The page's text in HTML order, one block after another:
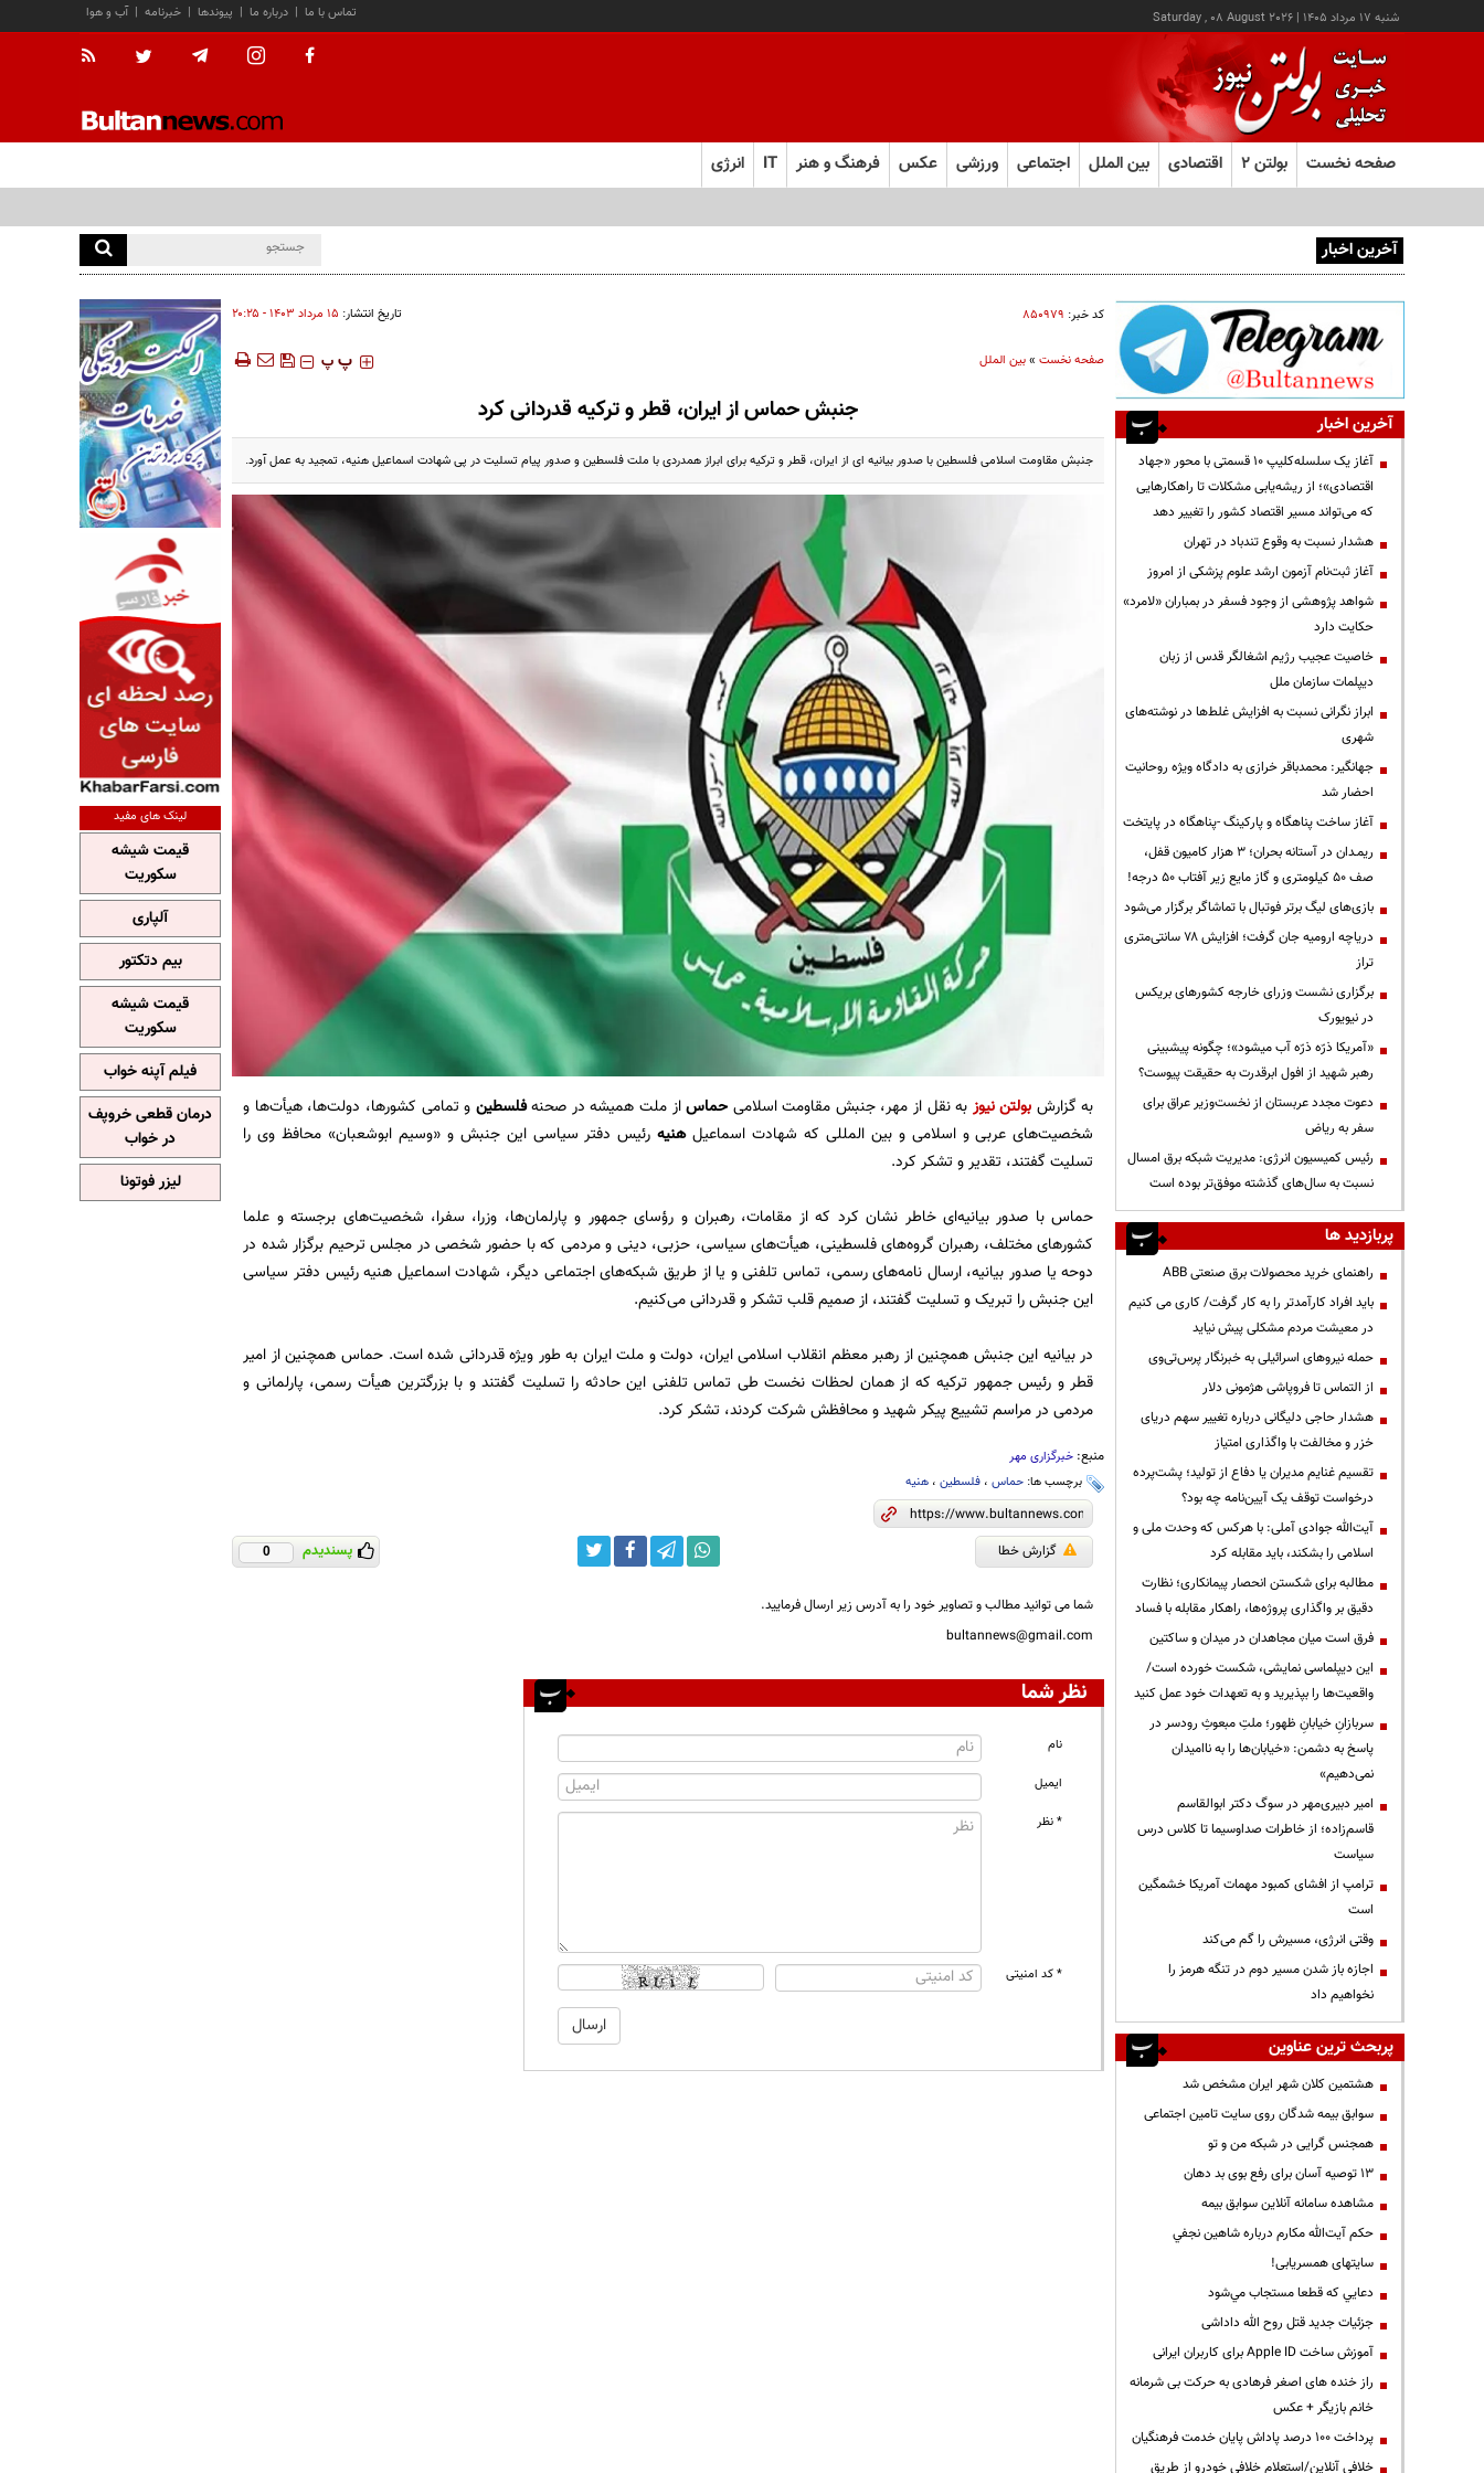
شنبه ۱۷ مرداد ۱۴۰۵ |
Saturday , 08 August 2026 آب و هوا | خبرنامه | پیوندها | درباره ما | تماس با ما
صفحه نخست بولتن ۲ اقتصادی بین الملل اجتماعی ورزشی عکس فرهنگ و هنر IT انرژی
آخرین اخبار
کد خبر: ۸۵۰۹۷۹ تاریخ انتشار: ۱۵ مرداد ۱۴۰۳ - ۲۰:۲۵
صفحه نخست»بین الملل ‍‍‍ پ پ
جنبش حماس از ایران، قطر و ترکیه قدردانی کرد
جنبش مقاومت اسلامی فلسطین با صدور بیانیه ای از ایران، قطر و ترکیه برای ابراز همدردی با ملت فلسطین و صدور پیام تسلیت در پی شهادت اسماعیل هنیه، تمجید به عمل آورد.
به گزارش بولتن نیوز به نقل از مهر، جنبش مقاومت اسلامیحماساز ملت همیشه در صحنهفلسطین و تمامی کشورها، دولت‌ها، هیأت‌ها و
شخصیت‌های عربی و اسلامی و بین المللی که شهادت اسماعیلهنیه رئیس دفتر سیاسی این جنبش و «وسیم ابوشعبان» محافظ وی را
تسلیت گفتند، تقدیر و تشکر کرد.
حماس با صدور بیانیه‌ای خاطر نشان کرد که از مقامات، رهبران و رؤسای جمهور و پارلمان‌ها، وزرا، سفرا، شخصیت‌های برجسته و علما
کشورهای مختلف، رهبران گروه‌های فلسطینی، هیأت‌های سیاسی، حزبی، دینی و مردمی که با حضور شخصی در مجلس ترحیم برگزار شده در
دوحه یا صدور بیانیه، ارسال نامه‌های رسمی، تماس تلفنی و یا از طریق شبکه‌های اجتماعی دیگر، شهادت اسماعیل هنیه رئیس دفتر سیاسی
این جنبش را تبریک و تسلیت گفتند، از صمیم قلب تشکر و قدردانی می‌کنیم.
در بیانیه این جنبش همچنین از رهبر معظم انقلاب اسلامی ایران، دولت و ملت ایران به طور ویژه قدردانی شده است. حماس همچنین از امیر
قطر و رئیس جمهور ترکیه که از همان لحظات نخست طی تماس تلفنی این حادثه را تسلیت گفتند و با بزرگترین هیأت رسمی، پارلمانی و
مردمی در مراسم تشییع پیکر شهید و محافظش شرکت کردند، تشکر کرد.
منبع: خبرگزاری مهر
برچسب ها: حماس، فلسطین، هنیه
گزارش خطا پسندیدم 0
شما می توانید مطالب و تصاویر خود را به آدرس زیر ارسال فرمایید.
bultannews@gmail.com
نظر شما
نام
ایمیل
* نظر
* کد امنیتی
آخرین اخبار
آغاز یک سلسله‌کلیپ ۱۰ قسمتی با محور «جهاد
اقتصادی»؛ از ریشه‌یابی مشکلات تا راهکارهایی
که می‌تواند مسیر اقتصاد کشور را تغییر دهد
هشدار نسبت به وقوع تندباد در تهران
آغاز ثبت‌نام آزمون ارشد علوم پزشکی از امروز
شواهد پژوهشی از وجود فسفر در بمباران «لامرد»
حکایت دارد
خاصیت عجیب رژیم اشغالگر قدس از زبان
دیپلمات سازمان ملل
ابراز نگرانی نسبت به افزایش غلط‌ها در نوشته‌های
شهری
جهانگیر: محمدباقر خرازی به دادگاه ویژه روحانیت
احضار شد
آغاز ساخت پناهگاه و پارکینگ -پناهگاه در پایتخت
ریمـدان در آستانه بحران؛ ۳ هزار کامیون قفل،
صف ۵۰ کیلومتری و گاز مایع زیر آفتاب ۵۰ درجه!
بازی‌های لیگ برتر فوتبال با تماشاگر برگزار می‌شود
دریاچه ارومیه جان گرفت؛ افزایش ۷۸ سانتی‌متری
تراز
برگزاری نشست وزرای خارجه کشورهای بریکس
در نیویورک
«آمریکا ذرّه ذرّه آب میشود»؛ چگونه پیشبینی
رهبر شهید از افول ابرقدرت به حقیقت پیوست؟
دعوت مجدد عربستان از نخست‌وزیر عراق برای
سفر به ریاض
رئیس کمیسیون انرژی: مدیریت شبکه برق امسال
نسبت به سال‌های گذشته موفق‌تر بوده است
پربازدید ها
راهنمای خرید محصولات برق صنعتی ABB
باید افراد کارآمدتر را به کار گرفت/ کاری می کنیم
در معیشت مردم مشکلی پیش نیاید
حمله نیروهای اسرائیلی به خبرنگار پرس‌تی‌وی
از التماس تا فروپاشی هژمونی دلار
هشدار حاجی دلیگانی درباره تغییر سهم دریای
خزر و مخالفت با واگذاری امتیاز
تقسیم غنایم مدیران یا دفاع از تولید؛ پشت‌پرده
درخواست توقف یک آیین‌نامه چه بود؟
آیت‌الله جوادی آملی: با هرکس که وحدت ملی و
اسلامی را بشکند، باید مقابله کرد
مطالبه برای شکستن انحصار پیمانکاری؛ نظارت
دقیق بر واگذاری پروژه‌ها، راهکار مقابله با فساد
فرق است میان مجاهدان در میدان و ساکتین
این دیپلماسی نمایشی، شکست خورده است/
واقعیت‌ها را بپذیرید و به تعهدات خود عمل کنید
سربازانِ خیابانِ ظهور؛ ملتِ مبعوثِ رودسر در
پاسخ به دشمن: «خیابان‌ها را به ناامیدان
نمی‌دهیم»
امیر دبیری‌مهر در سوگ دکتر ابوالقاسم
قاسم‌زاده؛ از خاطرات صداوسیما تا کلاس درس
سیاست
ترامپ از افشای کمبود مهمات آمریکا خشمگین
است
وقتی انرژی، مسیرش را گم می‌کند
اجازه باز شدن مسیر دوم در تنگه هرمز را
نخواهیم داد
پربحث ترین عناوین
هشتمین کلان شهر ایران مشخص شد
سوابق بیمه شدگان روی سایت تامین اجتماعی
همجنس گرایی در شبکه من و تو
13 توصیه آسان برای رفع بوی بد دهان
مشاهده سامانه آنلاين سوابق بیمه
حكم آيت‌الله مكارم درباره شاهين نجفي
سایتهای همسریابی!
دعايي كه قطعا مستجاب مي‌شود
جزئیات جدید قتل روح الله داداشی
آموزش ساخت Apple ID برای کاربران ایرانی
راز خنده های اصغر فرهادی به حرکت بی شرمانه
خانم بازیگر + عکس
پرداخت ۱۰۰ درصد پاداش پایان خدمت فرهنگیان
خلافی آنلاین/استعلام خلافی خودرو از طریق
لینک های مفید
قیمت شیشه
سکوریت
آلپاری
بیم دتکتور
قیمت شیشه
سکوریت
فیلم آپنه خواب
درمان قطعی خروپف
در خواب
لیزر فوتونا